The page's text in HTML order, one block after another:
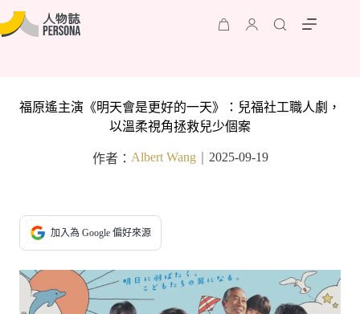
福原遙主演《明天會是更好的一天》：兒福社工職人劇，
以溫柔視角拯救兒少個案
作者： Albert Wang｜ 2025-09-19
加入為 Google 偏好來源